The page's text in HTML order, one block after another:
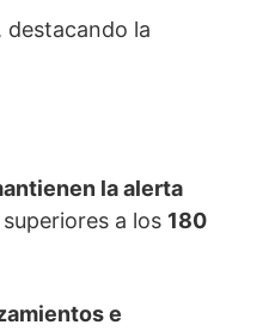
destacando la
la alerta
a los 180
e